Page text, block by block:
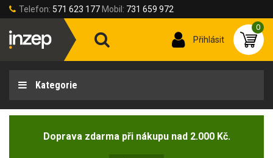
Telefon: 571 623 177 Mobil: 731 659 972
Přihlásit
0
Kategorie
Doprava zdarma při nákupu nad 2.000 Kč.